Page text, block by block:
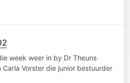
week weer in by Dr Theuns
Carla Vorster die junior bestuurder